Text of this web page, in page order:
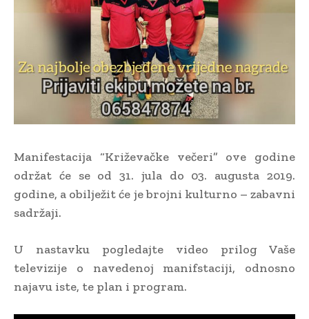
Manifestacija “Križevačke večeri” ove godine
održat će se od 31. jula do 03. augusta 2019.
godine, a obilježit će je brojni kulturno – zabavni
sadržaji.
U nastavku pogledajte video prilog Vaše
televizije o navedenoj manifstaciji, odnosno
najavu iste, te plan i program.